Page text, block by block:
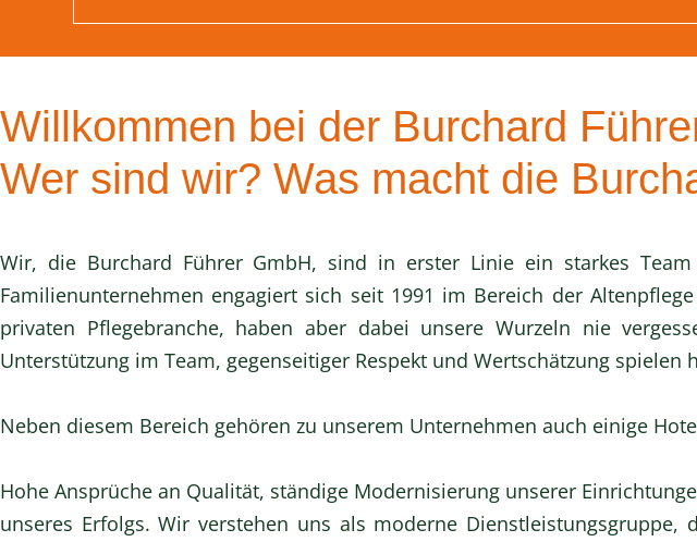
Willkommen bei der Burchard
Wer sind wir? Was macht die
Wir, die Burchard Führer GmbH, sind in erster Linie ein starkes
Familienunternehmen engagiert sich seit 1991 im Bereich der
privaten Pflegebranche, haben aber dabei unsere Wurzeln nie
Unterstützung im Team, gegenseitiger Respekt und Wertschätzung spielen
Neben diesem Bereich gehören zu unserem Unternehmen auch einige
Hohe Ansprüche an Qualität, ständige Modernisierung unserer
unseres Erfolgs. Wir verstehen uns als moderne